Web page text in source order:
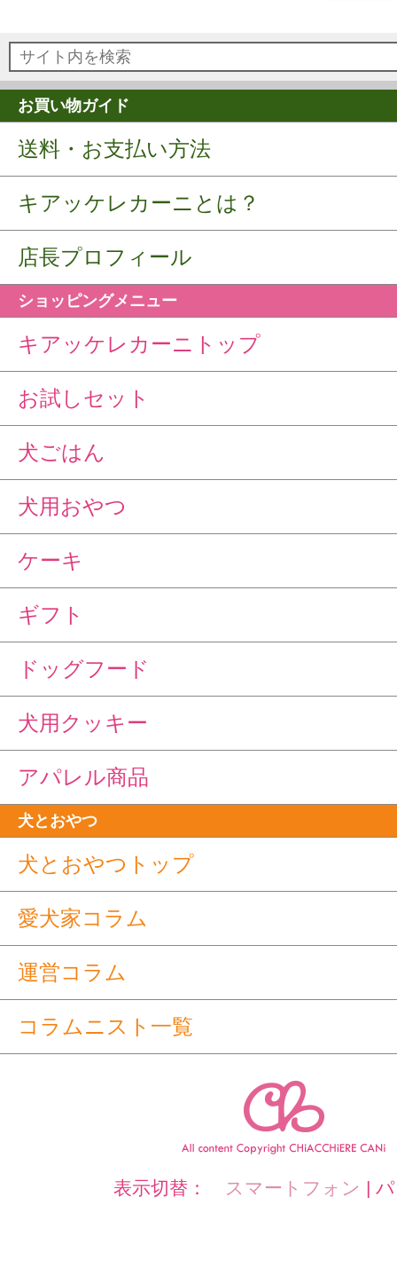
お買い物ガイド
送料・お支払い方法
キアッケレカーニとは？
店長プロフィール
ショッピングメニュー
キアッケレカーニトップ
お試しセット
犬ごはん
犬用おやつ
ケーキ
ギフト
ドッグフード
犬用クッキー
アパレル商品
犬とおやつ
犬とおやつトップ
愛犬家コラム
運営コラム
コラムニスト一覧
表示切替： スマートフォン |